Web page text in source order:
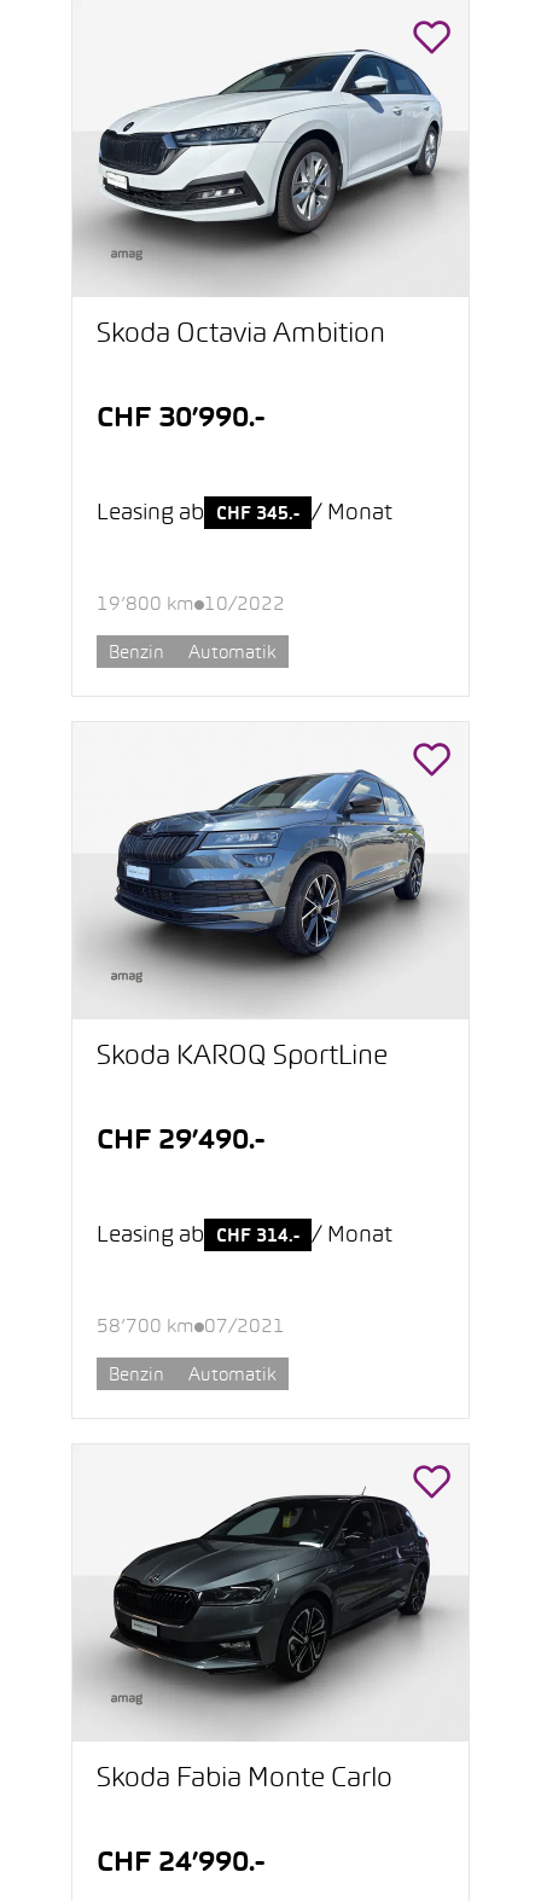
Škoda Octavia Ambition
CHF 30’990.-
Leasing ab CHF 345.- / Monat
19’800 km 10/2022
Benzin Automatik
Škoda KAROQ SportLine
CHF 29’490.-
Leasing ab CHF 314.- / Monat
58’700 km 07/2021
Benzin Automatik
Škoda Fabia Monte Carlo
CHF 24’990.-